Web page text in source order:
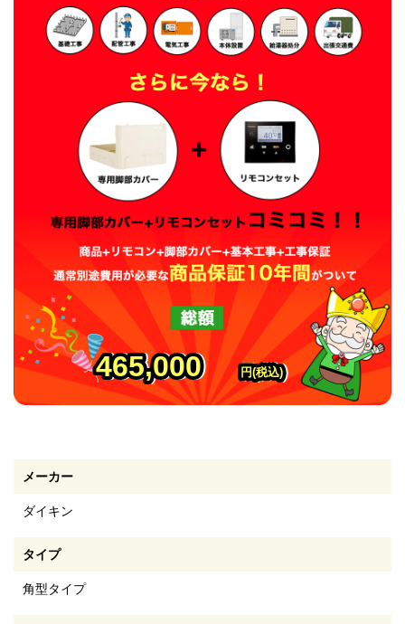
465,000
465,000
465,000 円(税込)
円(税込)
円(税込)
メーカー
ダイキン
タイプ
角型タイプ